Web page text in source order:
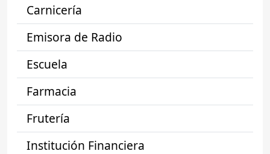
Carnicería
Emisora de Radio
Escuela
Farmacia
Frutería
Institución Financiera